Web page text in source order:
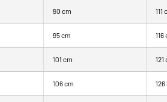
90 cm 111
95 cm 116
101 cm 121
106 cm